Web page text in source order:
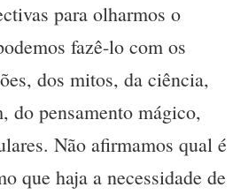
para olharmos o
fazê-lo com os
dos mitos, da ciência,
do pensamento mágico,
Não afirmamos qual é
que haja a necessidade de